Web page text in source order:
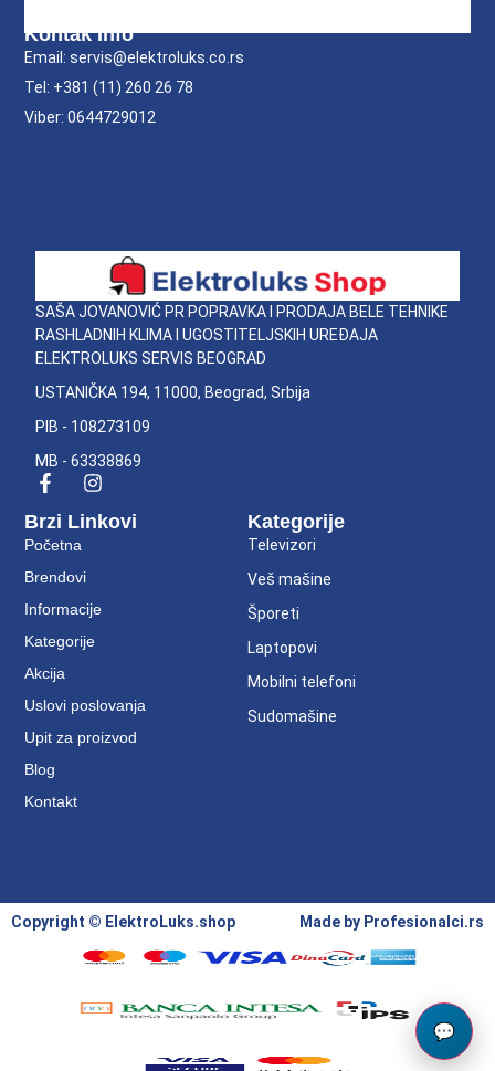
SAŠA JOVANOVIĆ PR POPRAVKA I PRODAJA BELE TEHNIKE
RASHLADNIH KLIMA I UGOSTITELJSKIH UREĐAJA
ELEKTROLUKS SERVIS BEOGRAD
USTANIČKA 194, 11000, Beograd, Srbija
PIB - 108273109
MB - 63338869
Kategorije
Televizori
Veš mašine
Šporeti
Laptopovi
Mobilni telefoni
Sudomašine
Brzi Linkovi
Početna
Brendovi
Informacije
Kategorije
Akcija
Uslovi poslovanja
Upit za proizvod
Blog
Kontakt
Kontak Info
Email: servis@elektroluks.co.rs
Tel: +381 (11) 260 26 78
Viber: 0644729012
Copyright © ElektroLuks.shop Made by Profesionalci.rs
💬